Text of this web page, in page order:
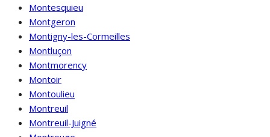
Montesquieu
Montgeron
Montigny-les-Cormeilles
Montluçon
Montmorency
Montoir
Montoulieu
Montreuil
Montreuil-Juigné